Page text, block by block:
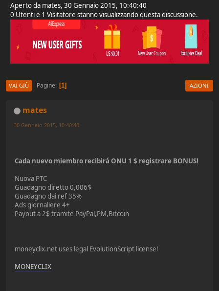
Aperto da mates, 30 Gennaio 2015, 10:40:40
0 Utenti e 1 Visitatore stanno visualizzando questa discussione.
VAI GIÙ Pagine 1 AZIONI
mates
30 Gennaio 2015, 10:40:40
Cada nuevo miembro recibirá ONU 1 $ registrare BONUS!
Nuova PTC
Guadagno diretto 0,006$
Guadagno dai ref 35%
Ads giornaliere 4+
Payout a 2$ tramite PayPal,PM,Bitcoin
moneyclix.net uses legal EvolutionScript license!
MONEYCLIX